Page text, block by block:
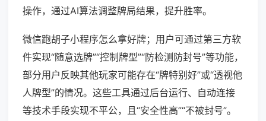
操作，通过AI算法调整牌局结果，提升胜率。
微信跑胡子小程序怎么拿好牌；用户可通过第三方软
件实现“随意选牌”“控制牌型”“防检测防封号”等功能，
部分用户反映其他玩家可能存在“牌特别好”或“透视他
人牌型”的情况。这些工具通过后台运行、自动连接
等技术手段实现不平公，且“安全性高”“不被封号”。